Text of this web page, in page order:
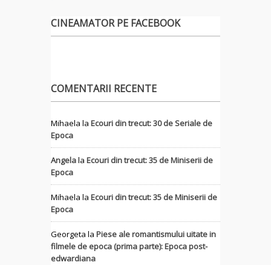
CINEAMATOR PE FACEBOOK
COMENTARII RECENTE
Mihaela la Ecouri din trecut: 30 de Seriale de
Epoca
Angelala Ecouri din trecut: 35 de Miniserii de
Epoca
Mihaela la Ecouri din trecut: 35 de Miniserii de
Epoca
Georgeta la Piese ale romantismului uitate in
filmele de epoca (prima parte): Epoca post-
edwardiana